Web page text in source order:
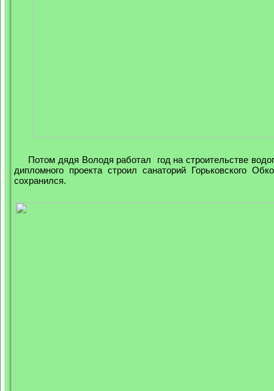
Потом дядя Володя работал год на строительстве
дипломного проекта строил санаторий Горьковского
сохранился.